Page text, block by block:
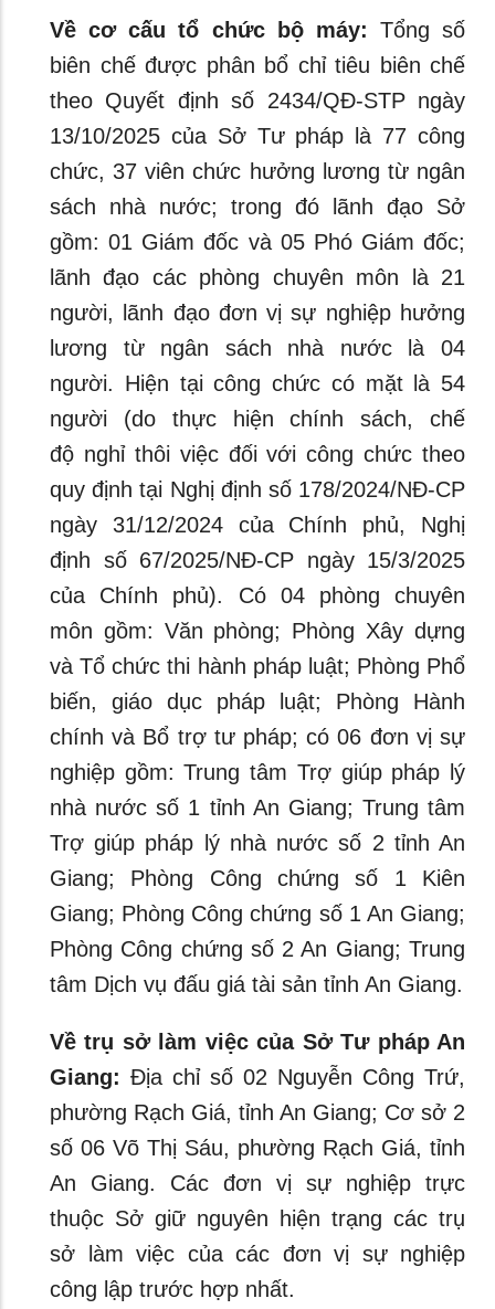
Về cơ cấu tổ chức bộ máy: Tổng số
biên chế được phân bổ chỉ tiêu biên chế
theo Quyết định số 2434/QĐ-STP ngày
13/10/2025 của Sở Tư pháp là 77 công
chức, 37 viên chức hưởng lương từ ngân
sách nhà nước; trong đó lãnh đạo Sở
gồm: 01 Giám đốc và 05 Phó Giám đốc;
lãnh đạo các phòng chuyên môn là 21
người, lãnh đạo đơn vị sự nghiệp hưởng
lương từ ngân sách nhà nước là 04
người. Hiện tại công chức có mặt là 54
người (do thực hiện chính sách, chế
độ nghỉ thôi việc đối với công chức theo
quy định tại Nghị định số 178/2024/NĐ-CP
ngày 31/12/2024 của Chính phủ, Nghị
định số 67/2025/NĐ-CP ngày 15/3/2025
của Chính phủ). Có 04 phòng chuyên
môn gồm: Văn phòng; Phòng Xây dựng
và Tổ chức thi hành pháp luật; Phòng Phổ
biến, giáo dục pháp luật; Phòng Hành
chính và Bổ trợ tư pháp; có 06 đơn vị sự
nghiệp gồm: Trung tâm Trợ giúp pháp lý
nhà nước số 1 tỉnh An Giang; Trung tâm
Trợ giúp pháp lý nhà nước số 2 tỉnh An
Giang; Phòng Công chứng số 1 Kiên
Giang; Phòng Công chứng số 1 An Giang;
Phòng Công chứng số 2 An Giang; Trung
tâm Dịch vụ đấu giá tài sản tỉnh An Giang.
Về trụ sở làm việc của Sở Tư pháp An
Giang: Địa chỉ số 02 Nguyễn Công Trứ,
phường Rạch Giá, tỉnh An Giang; Cơ sở 2
số 06 Võ Thị Sáu, phường Rạch Giá, tỉnh
An Giang.
Các đơn vị sự nghiệp trực
thuộc Sở giữ nguyên hiện trạng các trụ
sở làm việc của các đơn vị sự nghiệp
công lập trước hợp nhất.